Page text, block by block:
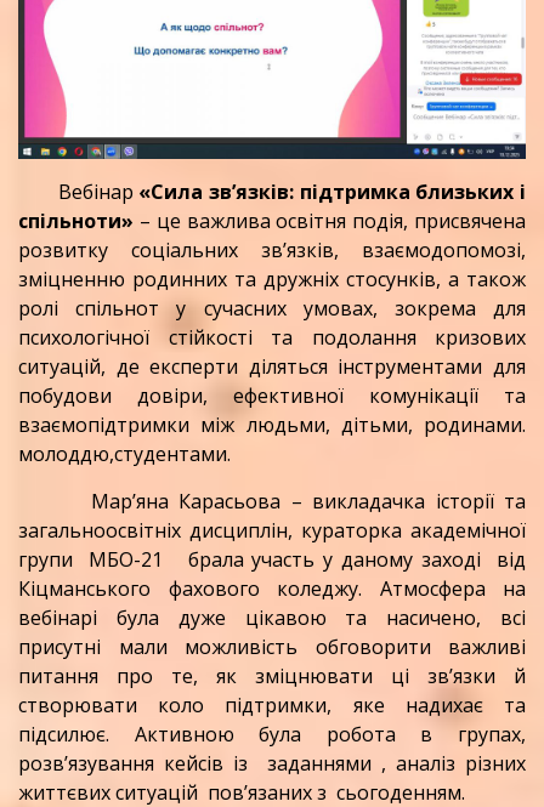
Вебінар «Сила зв’язків: підтримка близьких і
спільноти» – це важлива освітня подія, присвячена
розвитку соціальних зв’язків, взаємодопомозі,
зміцненню родинних та дружніх стосунків, а також
ролі спільнот у сучасних умовах, зокрема для
психологічної стійкості та подолання кризових
ситуацій, де експерти діляться інструментами для
побудови довіри, ефективної комунікації та
взаємопідтримки між людьми, дітьми, родинами.
молоддю,студентами.
Мар’яна Карасьова – викладачка історії та
загальноосвітніх дисциплін, кураторка академічної
групи МБО-21 брала участь у даному заході від
Кіцманського фахового коледжу. Атмосфера на
вебінарі була дуже цікавою та насичено, всі
присутні мали можливість обговорити важливі
питання про те, як зміцнювати ці зв’язки й
створювати коло підтримки, яке надихає та
підсилює. Активною була робота в групах,
розв’язування кейсів із заданнями , аналіз різних
життєвих ситуацій пов’язаних з сьогоденням.